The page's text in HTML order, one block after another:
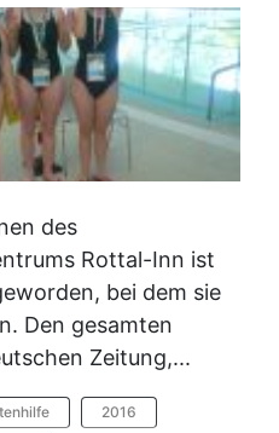
des
Rottal-Inn ist
bei dem sie
Den gesamten
Zeitung,...
2016